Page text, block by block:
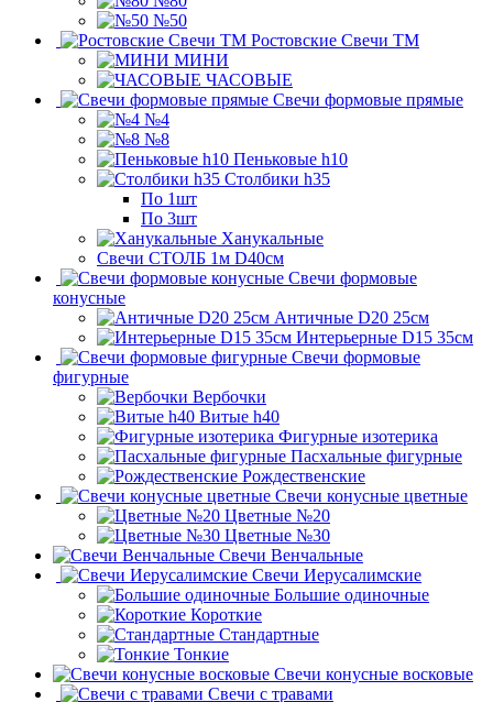
№50
Ростовские Свечи ТМ
МИНИ
ЧАСОВЫЕ
Свечи формовые прямые
№4
№8
Пеньковые h10
Столбики h35
По 1шт
По 3шт
Ханукальные
Свечи СТОЛБ 1м D40см
Свечи формовые
конусные
Античные D20 25см
Интерьерные D15 35см
Свечи формовые
фигурные
Вербочки
Витые h40
Фигурные изотерика
Пасхальные фигурные
Рождественские
Свечи конусные цветные
Цветные №20
Цветные №30
Свечи Венчальные
Свечи Иерусалимские
Большие одиночные
Короткие
Стандартные
Тонкие
Свечи конусные восковые
Свечи с травами